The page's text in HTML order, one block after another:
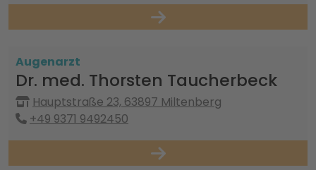
Augenarzt
Dr. med. Thorsten Taucherbeck
Hauptstraße 23, 63897 Miltenberg
+49 9371 9492450